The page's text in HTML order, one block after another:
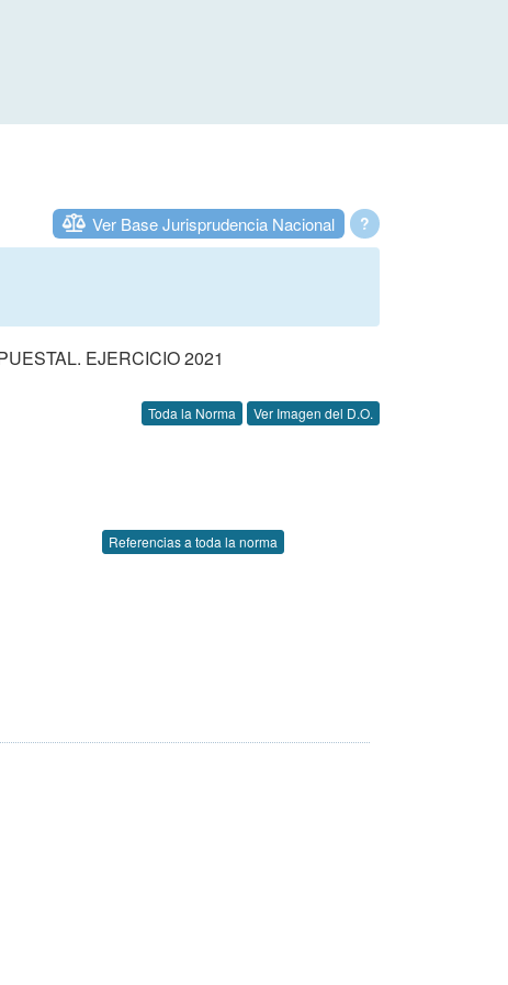
?
Ver Base Jurisprudencia Nacional
EJERCICIO 2021
Toda la Norma Ver Imagen del D.O.
Referencias a toda la norma